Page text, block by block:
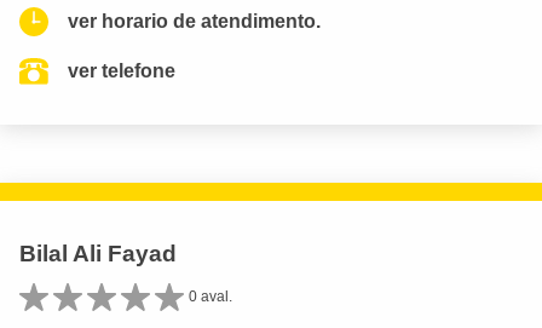
ver horario de atendimento.
ver telefone
Bilal Ali Fayad
0 aval.